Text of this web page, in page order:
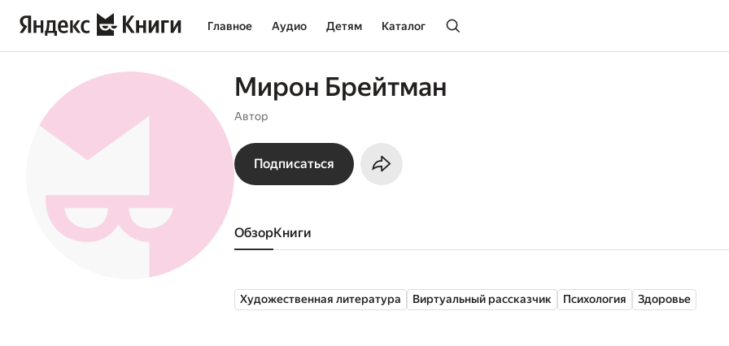
Главное Аудио Детям Каталог
Мирон Брейтман
Автор
Подписаться
Обзор книги
Художественная литература Виртуальный рассказчик Психология Здоровье